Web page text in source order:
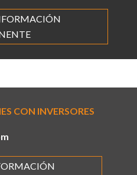
CON INVERSORES